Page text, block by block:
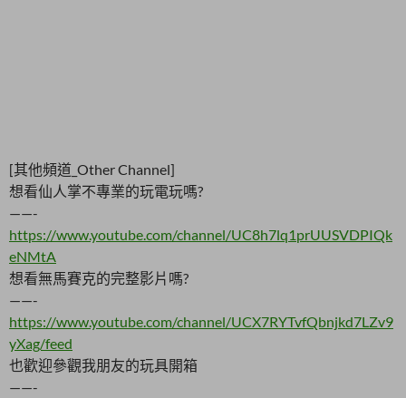
[其他頻道_Other Channel]
想看仙人掌不專業的玩電玩嗎?
——-
https://www.youtube.com/channel/UC8h7lq1prUUSVDPIQk
eNMtA
想看無馬賽克的完整影片嗎?
——-
https://www.youtube.com/channel/UCX7RYTvfQbnjkd7LZv9
yXag/feed
也歡迎參觀我朋友的玩具開箱
——-